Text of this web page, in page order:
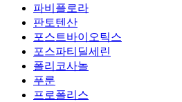
파비플로라
판토텐산
포스트바이오틱스
포스파티딜세린
폴리코사놀
푸룬
프로폴리스